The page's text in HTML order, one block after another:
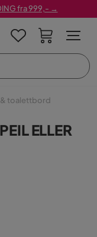
fra 999,- →
toalettbord
ELLER